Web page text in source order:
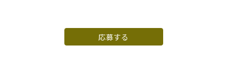
応募する